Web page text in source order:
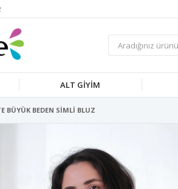
ALT GİYİM
BÜYÜK BEDEN SİMLİ BLUZ